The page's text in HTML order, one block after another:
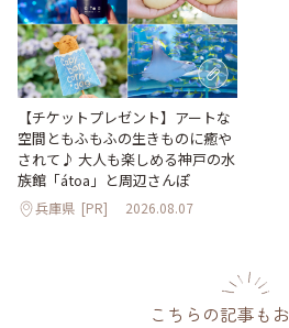
【チケットプレゼント】アートな
空間ともふもふの生きものに癒や
されて♪ 大人も楽しめる神戸の水
族館「átoa」と周辺さんぽ
兵庫県 [PR] 2026.08.07
こちらの記事も